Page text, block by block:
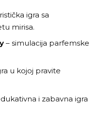
igra sa
mirisa.
– simulacija parfemske
u kojoj pravite
i zabavna igra